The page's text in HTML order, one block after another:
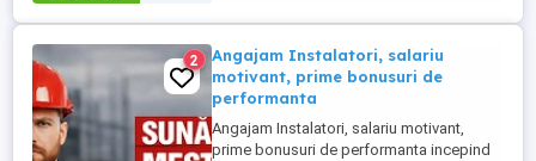
2
Angajam Instalatori, salariu
motivant, prime bonusuri de
performanta
Angajam Instalatori, salariu motivant,
prime bonusuri de performanta incepind